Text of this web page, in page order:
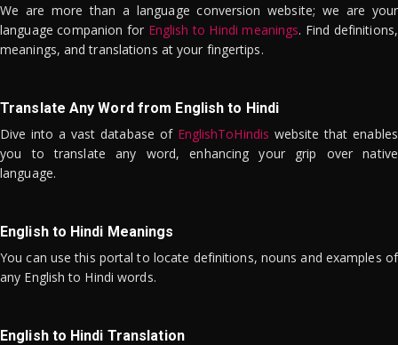
We are more than a language conversion website; we are your
language companion for English to Hindi meanings. Find definitions,
meanings, and translations at your fingertips.
Translate Any Word from English to Hindi
Dive into a vast database of EnglishToHindis website that enables
you to translate any word, enhancing your grip over native
language.
English to Hindi Meanings
You can use this portal to locate definitions, nouns and examples of
any English to Hindi words.
English to Hindi Translation